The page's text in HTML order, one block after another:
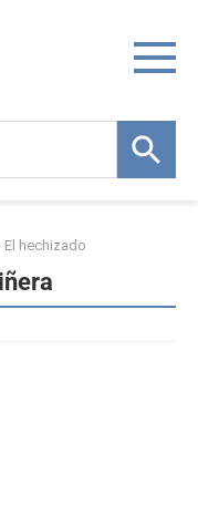
El hechizado